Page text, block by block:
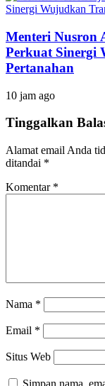
Menteri Nusron
Perkuat Sinergi
Pertanahan
10 jam ago
Tinggalkan
Alamat email Anda
ditandai *
Komentar *
Nama *
Email *
Situs Web
Simpan nama,